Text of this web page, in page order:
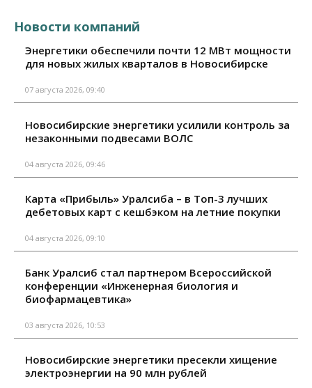
Новости компаний
Энергетики обеспечили почти 12 МВт мощности
для новых жилых кварталов в Новосибирске
07 августа 2026, 09:40
Новосибирские энергетики усилили контроль за
незаконными подвесами ВОЛС
04 августа 2026, 09:46
Карта «Прибыль» Уралсиба – в Топ-3 лучших
дебетовых карт с кешбэком на летние покупки
04 августа 2026, 09:10
Банк Уралсиб стал партнером Всероссийской
конференции «Инженерная биология и
биофармацевтика»
03 августа 2026, 10:53
Новосибирские энергетики пресекли хищение
электроэнергии на 90 млн рублей